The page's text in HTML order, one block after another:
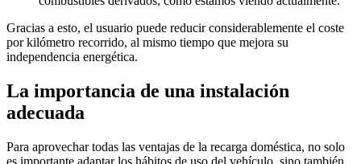
Gracias a esto, el usuario puede reducir considerablemente el coste
por kilómetro recorrido, al mismo tiempo que mejora su
independencia energética.
La importancia de una instalación
adecuada
Para aprovechar todas las ventajas de la recarga doméstica, no solo
es importante adaptar los hábitos de uso del vehículo, sino también